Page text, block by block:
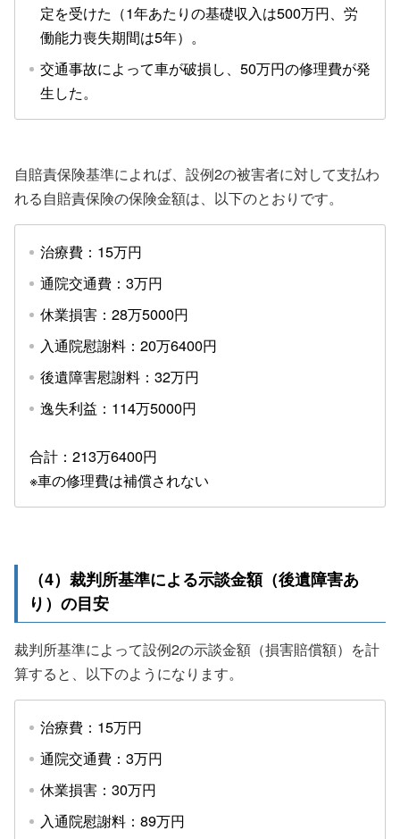
定を受けた（1年あたりの基礎収入は500万円、労
働能力喪失期間は5年）。
交通事故によって車が破損し、50万円の修理費が発
生した。
自賠責保険基準によれば、設例2の被害者に対して支払わ
れる自賠責保険の保険金額は、以下のとおりです。
治療費：15万円
通院交通費：3万円
休業損害：28万5000円
入通院慰謝料：20万6400円
後遺障害慰謝料：32万円
逸失利益：114万5000円
合計：213万6400円
※車の修理費は補償されない
（4）裁判所基準による示談金額（後遺障害あ
り）の目安
裁判所基準によって設例2の示談金額（損害賠償額）を計
算すると、以下のようになります。
治療費：15万円
通院交通費：3万円
休業損害：30万円
入通院慰謝料：89万円